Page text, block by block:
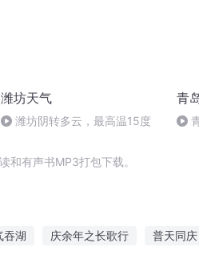
潍坊天气
潍坊阴转多云，最高温15度
青
和有声书MP3打包下载。
吞湖 庆余年之长歌行 普天同庆